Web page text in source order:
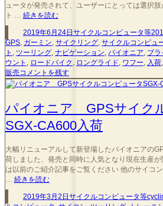
ュータが発売されて、ユーザーにとっては選択
ト … 続きを読むレ
ク
マ
ウ
ン
ト
の
新
マ
ウ
ン
ト
タ
イ
プ
ア
ル
投
稿
日:
2019年6月24日カ
テ
ゴ
リ
サイクルコンピュータ等タ
グ
GPS ガーミン サイクリング サイクルコンピュ
ト
ツーリング ナビゲーション パイオニア ブラ
ウント
ロードバイク ロングライド ワフー 入荷
販売レ
ッ
ウ
ン
ト
最
新
マ
ウ
ン
ト
コメントを残す
パイオニア GPSサイク
SGX-CA600入荷
大幅リニューアルして新登場したパイオニアの
荷しました、発売と同時に人気となり現在生産
は以前のご紹介記事をご覧ください 他のサイコ
続きを読むパ
オ
投
2019年3月2日カ
サイクルコンピュータ等タ